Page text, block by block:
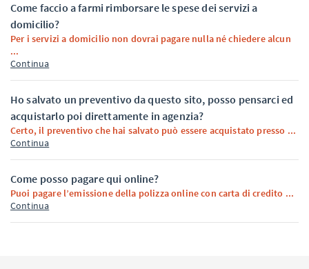
Come faccio a farmi rimborsare le spese dei servizi a
domicilio?
Per i servizi a domicilio non dovrai pagare nulla né chiedere alcun
...
Continua
Ho salvato un preventivo da questo sito, posso pensarci ed
acquistarlo poi direttamente in agenzia?
Certo, il preventivo che hai salvato può essere acquistato presso ...
Continua
Come posso pagare qui online?
Puoi pagare l’emissione della polizza online con carta di credito ...
Continua